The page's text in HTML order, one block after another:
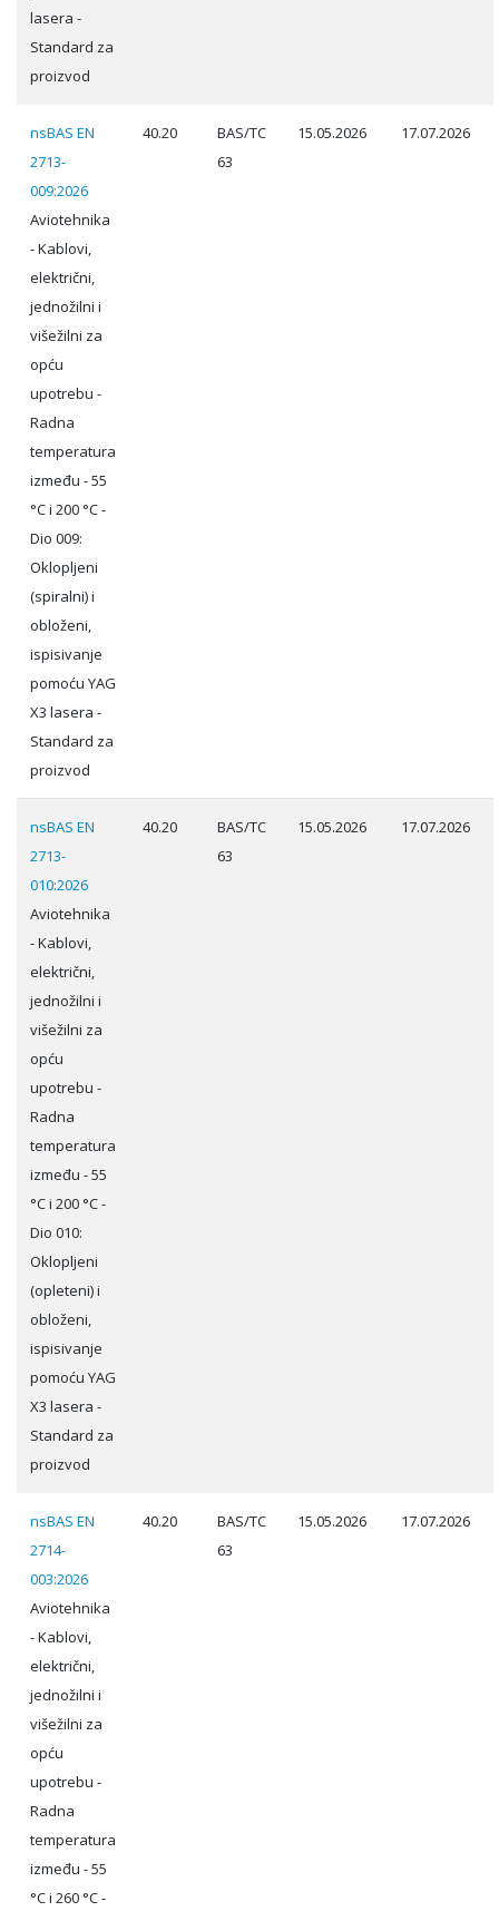
lasera -
Standard za
proizvod
nsBAS EN
2713-
009:2026
Aviotehnika
- Kablovi,
električni,
jednožilni i
višežilni za
opću
upotrebu -
Radna
temperatura
između - 55
°C i 200 °C -
Dio 009:
Oklopljeni
(spiralni) i
obloženi,
ispisivanje
pomoću YAG
X3 lasera -
Standard za
proizvod
40.20
BAS/TC
63
15.05.2026 17.07.2026
nsBAS EN
2713-
010:2026
Aviotehnika
- Kablovi,
električni,
jednožilni i
višežilni za
opću
upotrebu -
Radna
temperatura
između - 55
°C i 200 °C -
Dio 010:
Oklopljeni
(opleteni) i
obloženi,
ispisivanje
pomoću YAG
X3 lasera -
Standard za
proizvod
40.20
BAS/TC
63
15.05.2026 17.07.2026
nsBAS EN
2714-
003:2026
Aviotehnika
- Kablovi,
električni,
jednožilni i
višežilni za
opću
upotrebu -
Radna
temperatura
između - 55
°C i 260 °C -
40.20
BAS/TC
63
15.05.2026 17.07.2026